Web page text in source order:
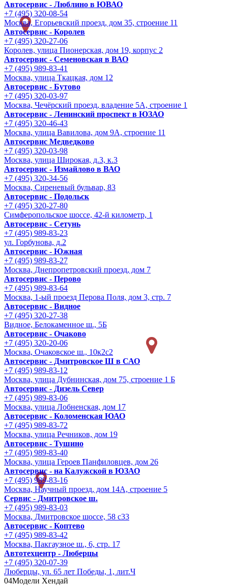
Автосервис - Люблино в ЮВАО
+7 (495) 320-08-54
Москва, Егорьевский проезд, дом 35, строение 11
Автосервис - Королев
+7 (495) 320-27-06
Королев, улица Пионерская, дом 19, корпус 2
Автосервис - Семеновская в ВАО
+7 (495) 989-83-41
Москва, улица Ткацкая, дом 12
Автосервис - Бутово
+7 (495) 320-03-97
Москва, Чечёрский проезд, владение 5А, строение 1
Автосервис - Ленинский проспект в ЮЗАО
+7 (495) 320-46-43
Москва, улица Вавилова, дом 9A, строение 11
Автосервис Медведково
+7 (495) 320-03-98
Москва, улица Широкая, д.3, к.3
Автосервис - Измайлово в ВАО
+7 (495) 320-34-56
Москва, Сиреневый бульвар, 83
Автосервис - Подольск
+7 (495) 320-27-80
Симферопольское шоссе, 42-й километр, 1
Автосервис - Сетунь
+7 (495) 989-83-23
ул. Горбунова, д.2
Автосервис - Южная
+7 (495) 989-83-27
Москва, Днепропетровский проезд, дом 7
Автосервис - Перово
+7 (495) 989-83-64
Москва, 1-ый проезд Перова Поля, дом 3, стр. 7
Автосервис - Видное
+7 (495) 320-27-38
Видное, Белокаменное ш., 5Б
Автосервис - Очаково
+7 (495) 320-20-06
Москва, Очаковское ш., 10к2с2
Автосервис - Дмитровское Ш в САО
+7 (495) 989-83-12
Москва, улица Дубнинская, дом 75, строение 1 Б
Автосервис - Дизель Север
+7 (495) 989-83-06
Москва, улица Лобненская, дом 17
Автосервис - Коломенская ЮАО
+7 (495) 989-83-72
Москва, улица Речников, дом 19
Автосервис - Тушино
+7 (495) 989-83-40
Москва, улица Героев Панфиловцев, дом 26
Автосервис - на Калужской в ЮЗАО
+7 (495) 989-83-16
Москва, Научный проезд, дом 14А, строение 5
Сервис - Дмитровское ш.
+7 (495) 989-83-03
Москва, Дмитровское шоссе, 58 с33
Автосервис - Коптево
+7 (495) 989-83-42
Москва, Пакгаузное ш., 6, стр. 17
Автотехцентр - Люберцы
+7 (495) 320-07-39
Люберцы, ул. 65 лет Победы, 1, лит.Ч
04Модели Хендай